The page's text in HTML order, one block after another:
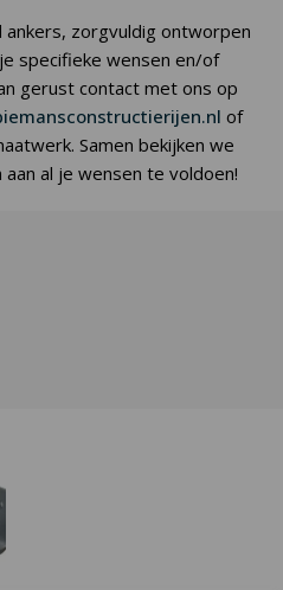
zorgvuldig ontworpen
specifieke wensen en/of
gerust contact met ons op
of
Samen bekijken we
al je wensen te voldoen!